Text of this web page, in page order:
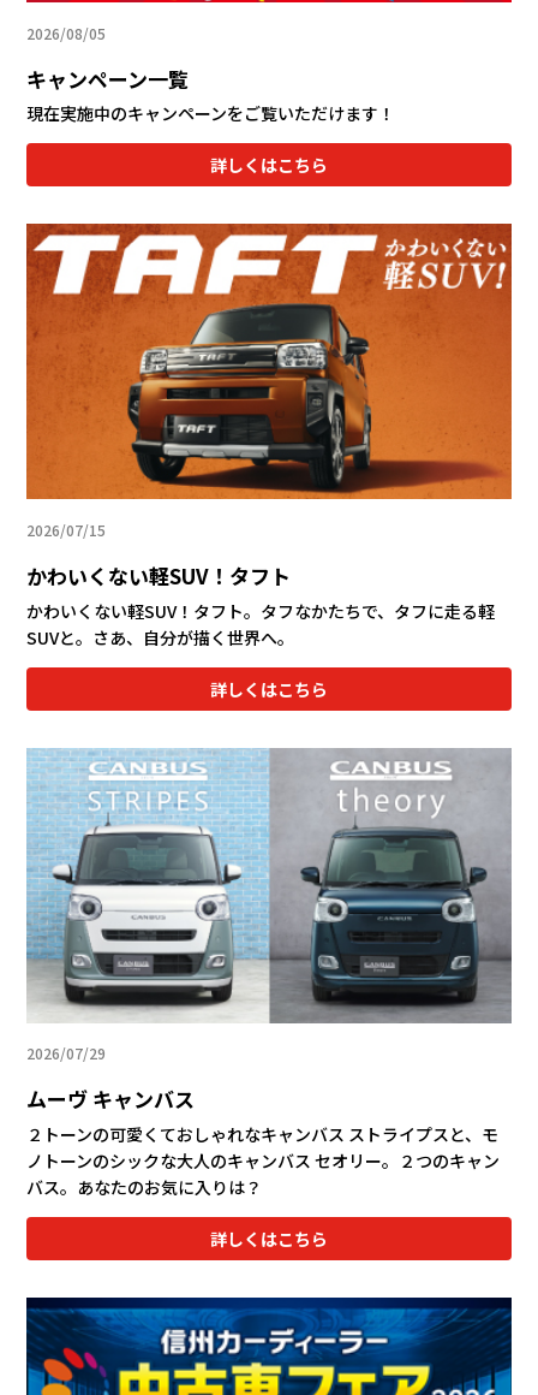
2026/08/05
キャンペーン一覧
現在実施中のキャンペーンをご覧いただけます！
詳しくはこちら
2026/07/15
かわいくない軽SUV！タフト
かわいくない軽SUV！タフト。タフなかたちで、タフに走る軽
SUVと。さあ、自分が描く世界へ。
詳しくはこちら
2026/07/29
ムーヴ キャンバス
２トーンの可愛くておしゃれなキャンバス ストライプスと、モ
ノトーンのシックな大人のキャンバス セオリー。２つのキャン
バス。あなたのお気に入りは？
詳しくはこちら